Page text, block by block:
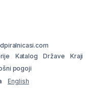
Katalog Države
Kraji
pogoji
English